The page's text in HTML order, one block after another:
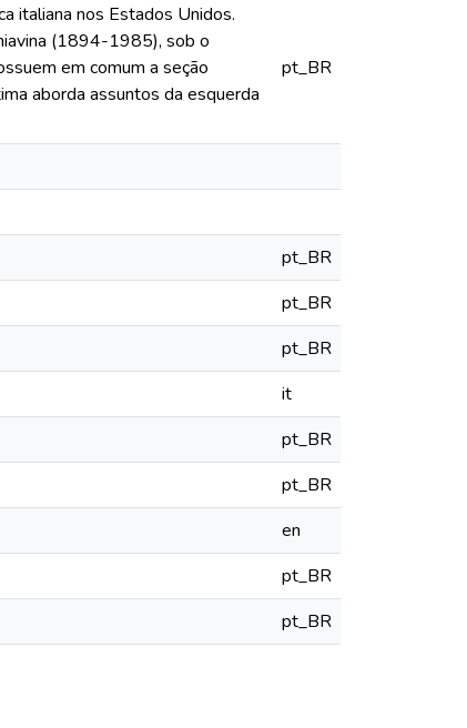
italiana nos Estados Unidos.
(1894-1985), sob o
em comum a seção
aborda assuntos da esquerda
pt_BR
pt_BR
pt_BR
pt_BR
it
pt_BR
pt_BR
en
pt_BR
pt_BR